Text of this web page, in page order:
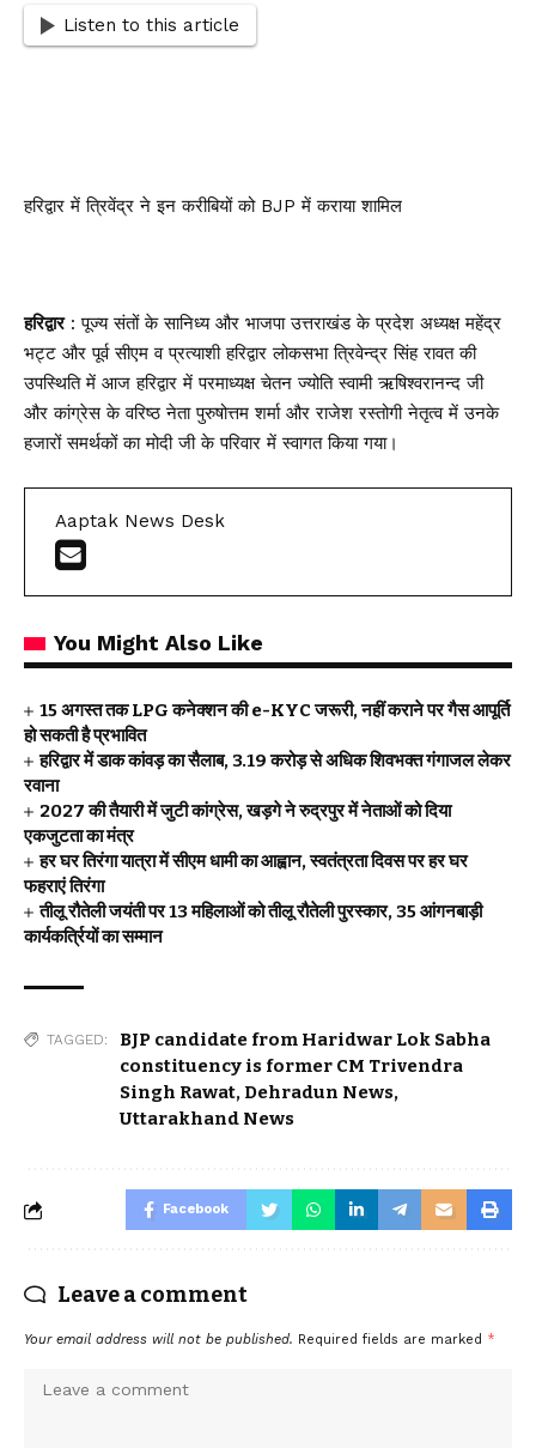
Listen to this article
हरिद्वार में त्रिवेंद्र ने इन करीबियों को BJP में कराया शामिल
हरिद्वार: पूज्य संतों के सानिध्य और भाजपा उत्तराखंड के प्रदेश अध्यक्ष महेंद्र
भट्ट और पूर्व सीएम व प्रत्याशी हरिद्वार लोकसभा त्रिवेन्द्र सिंह रावत की
उपस्थिति में आज हरिद्वार में परमाध्यक्ष चेतन ज्योति स्वामी ऋषिश्वरानन्द जी
और कांग्रेस के वरिष्ठ नेता पुरुषोत्तम शर्मा और राजेश रस्तोगी नेतृत्व में उनके
हजारों समर्थकों का मोदी जी के परिवार में स्वागत किया गया।
Aaptak News Desk
You Might Also Like
15 अगस्त तक LPG कनेक्शन की e-KYC जरूरी, नहीं कराने पर गैस आपूर्ति
हो सकती है प्रभावित
हरिद्वार में डाक कांवड़ का सैलाब, 3.19 करोड़ से अधिक शिवभक्त गंगाजल लेकर
रवाना
2027 की तैयारी में जुटी कांग्रेस, खड़गे ने रुद्रपुर में नेताओं को दिया
एकजुटता का मंत्र
हर घर तिरंगा यात्रा में सीएम धामी का आह्वान, स्वतंत्रता दिवस पर हर घर
फहराएं तिरंगा
तीलू रौतेली जयंती पर 13 महिलाओं को तीलू रौतेली पुरस्कार, 35 आंगनबाड़ी
कार्यकर्त्रियों का सम्मान
TAGGED:
BJP candidate from Haridwar Lok Sabha
constituency is former CM Trivendra
Singh Rawat, Dehradun News,
Uttarakhand News
Facebook
Leave a comment
Your email address will not be published. Required fields are marked *